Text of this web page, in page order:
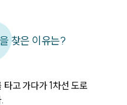
찾은 이유는?
고 가다가 1차선 도로